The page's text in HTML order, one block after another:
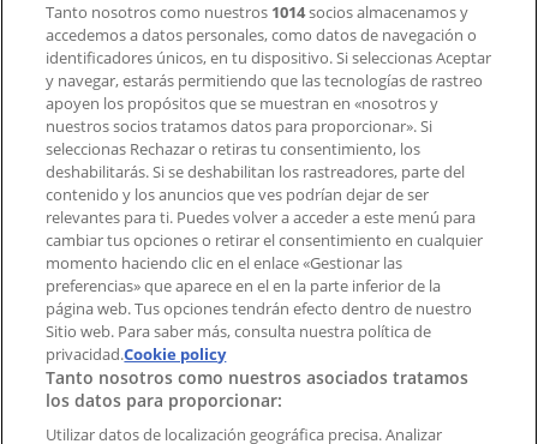
Contacto comercial y de marketing
Tienda mal colocada en el mapa
Notificar un folleto
¿Encontraste un problema en la web o en la
aplicación?
Índices
Marcas
Marcas locales
Negocios
Negocios cercanos
Productos
Productos locales
Tanto nosotros como nuestros 1014socios almacenamos y
accedemos a datos personales, como datos de navegación o
identificadores únicos, en tu dispositivo. Si seleccionas Aceptar
y navegar, estarás permitiendo que las tecnologías de rastreo
apoyen los propósitos que se muestran en «nosotros y
nuestros socios tratamos datos para proporcionar». Si
seleccionas Rechazar o retiras tu consentimiento, los
deshabilitarás. Si se deshabilitan los rastreadores, parte del
contenido y los anuncios que ves podrían dejar de ser
relevantes para ti. Puedes volver a acceder a este menú para
cambiar tus opciones o retirar el consentimiento en cualquier
momento haciendo clic en el enlace «Gestionar las
preferencias» que aparece en el en la parte inferior de la
página web. Tus opciones tendrán efecto dentro de nuestro
Sitio web. Para saber más, consulta nuestra política de
privacidad.Cookie policy
Tanto nosotros como nuestros asociados tratamos
los datos para proporcionar:
Utilizar datos de localización geográfica precisa. Analizar